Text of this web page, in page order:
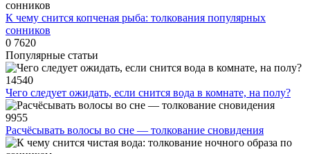
К чему снится копченая рыба: толкования популярных
сонников
0 7620
Популярные статьи
14540
Чего следует ожидать, если снится вода в комнате, на полу?
9955
Расчёсывать волосы во сне — толкование сновидения